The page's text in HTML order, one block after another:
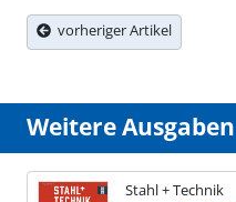
vorheriger Artikel
Weitere Ausgaben
Stahl + Technik